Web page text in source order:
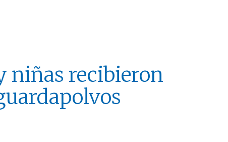
niñas recibieron